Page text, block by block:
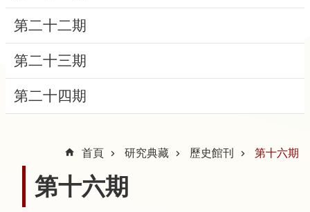
府
資
訊
公
開
第二十二期
第二十三期
第二十四期
首頁 研究典藏 歷史館刊 第十六期
第十六期